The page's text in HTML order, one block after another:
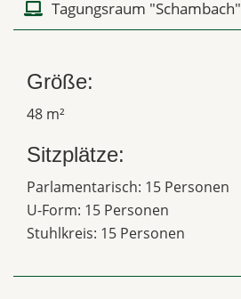
Tagungsraum "Schambach"
Größe:
48 m²
Sitzplätze:
Parlamentarisch: 15 Personen
U-Form: 15 Personen
Stuhlkreis: 15 Personen